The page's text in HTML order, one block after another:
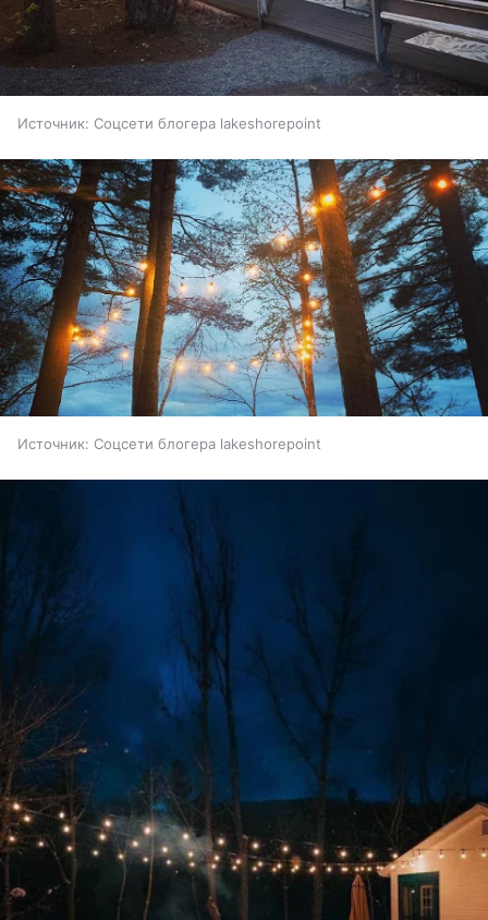
Источник: Соцсети блогера lakeshorepoint
Источник: Соцсети блогера lakeshorepoint